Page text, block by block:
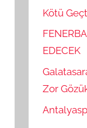
Kötü
EDECEK
Zor